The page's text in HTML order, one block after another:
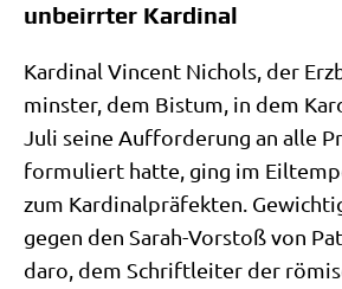
unbeirrter Kardinal
Kar­di­nal Vin­cent Nichols, der
min­ster, dem Bis­tum, in dem
Juli sei­ne Auf­for­de­rung an alle
for­mu­liert hat­te, ging im
zum Kar­di­nal­prä­fek­ten.
gegen den Sarah-Vor­stoß von
da­ro, dem Schrift­lei­ter der